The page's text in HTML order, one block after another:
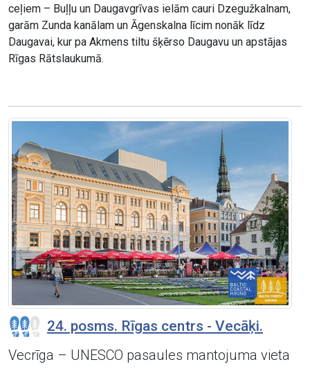
ceļiem – Buļļu un Daugavgrīvas ielām cauri Dzegužkalnam,
garām Zunda kanālam un Āgenskalna līcim nonāk līdz
Daugavai, kur pa Akmens tiltu šķērso Daugavu un apstājas
Rīgas Rātslaukumā.
24. posms. Rīgas centrs - Vecāķi.
Vecrīga – UNESCO pasaules mantojuma vieta